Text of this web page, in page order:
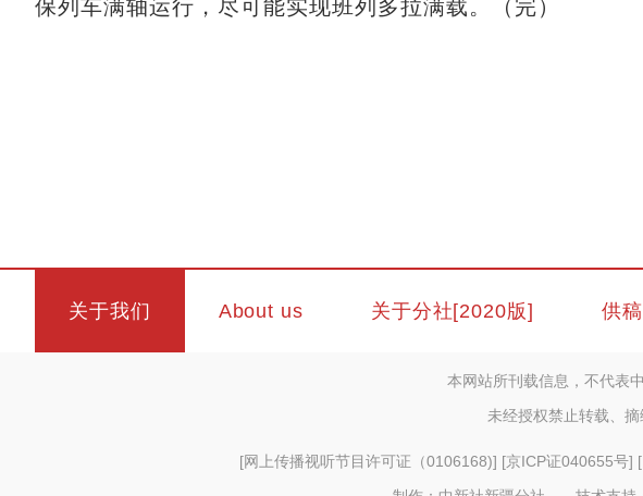
保列车满轴运行，尽可能实现班列多拉满载。（完）
关于我们 About us 关于分社[2020版] 供
本网站所刊载信息，不代表
未经授权禁止转载、
[网上传播视听节目许可证（0106168)] [京ICP证040655号] [